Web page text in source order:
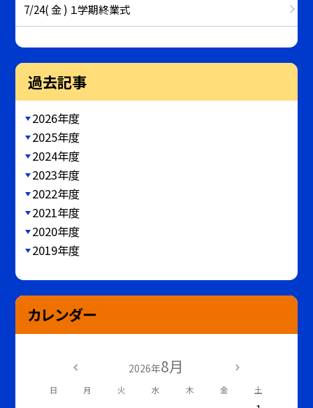
7/24( 金 ) １学期終業式
過去記事
2026年度
2025年度
2024年度
2023年度
2022年度
2021年度
2020年度
2019年度
カレンダー
2026年8月
日 月 火 水 木 金 土